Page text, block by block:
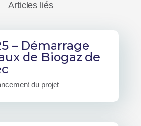
Articles liés
– Démarrage
de Biogaz de
du projet